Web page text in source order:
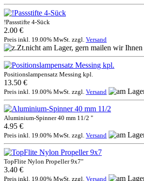
!Passstifte 4-Sück
2.00 €
Preis inkl. 19.00% MwSt. zzgl. Versand
Positionslampensatz Messing kpl.
13.50 €
Preis inkl. 19.00% MwSt. zzgl. Versand
Aluminium-Spinner 40 mm 11/2 "
4.95 €
Preis inkl. 19.00% MwSt. zzgl. Versand
TopFlite Nylon Propeller 9x7"
3.40 €
Preis inkl. 19.00% MwSt. zzgl. Versand